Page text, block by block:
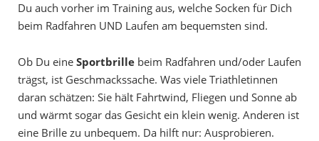
Du auch vorher im Training aus, welche Socken für Dich
beim Radfahren UND Laufen am bequemsten sind.
Ob Du eine Sportbrille beim Radfahren und/oder Laufen
trägst, ist Geschmackssache. Was viele Triathletinnen
daran schätzen: Sie hält Fahrtwind, Fliegen und Sonne ab
und wärmt sogar das Gesicht ein klein wenig. Anderen ist
eine Brille zu unbequem. Da hilft nur: Ausprobieren.